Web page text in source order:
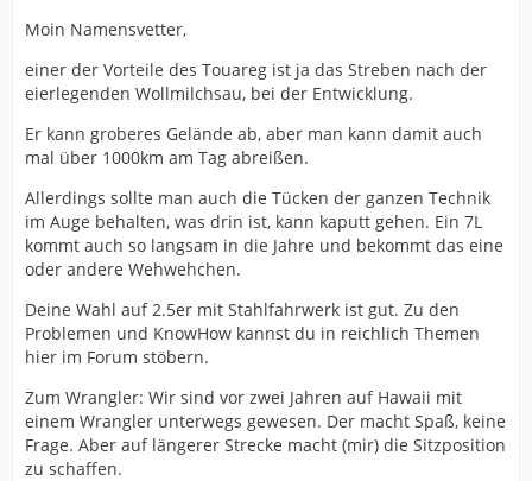
Moin Namensvetter,
einer der Vorteile des Touareg ist ja das Streben nach der
eierlegenden Wollmilchsau, bei der Entwicklung.
Er kann groberes Gelände ab, aber man kann damit auch
mal über 1000km am Tag abreißen.
Allerdings sollte man auch die Tücken der ganzen Technik
im Auge behalten, was drin ist, kann kaputt gehen. Ein 7L
kommt auch so langsam in die Jahre und bekommt das eine
oder andere Wehwehchen.
Deine Wahl auf 2.5er mit Stahlfahrwerk ist gut. Zu den
Problemen und KnowHow kannst du in reichlich Themen
hier im Forum stöbern.
Zum Wrangler: Wir sind vor zwei Jahren auf Hawaii mit
einem Wrangler unterwegs gewesen. Der macht Spaß, keine
Frage. Aber auf längerer Strecke macht (mir) die Sitzposition
zu schaffen.